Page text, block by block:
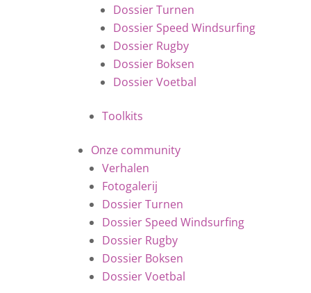
Dossier Turnen
Dossier Speed Windsurfing
Dossier Rugby
Dossier Boksen
Dossier Voetbal
Toolkits
Onze community
Verhalen
Fotogalerij
Dossier Turnen
Dossier Speed Windsurfing
Dossier Rugby
Dossier Boksen
Dossier Voetbal